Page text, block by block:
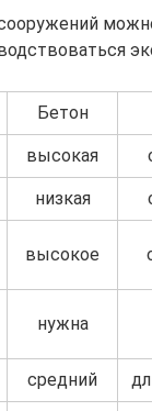
Бетон
высокая
низкая
высокое
нужна
средний